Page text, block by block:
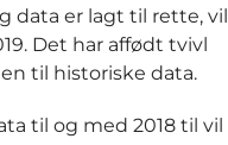
data er lagt til rette, vil
Det har affødt tvivl
til historiske data.
til og med 2018 til vil